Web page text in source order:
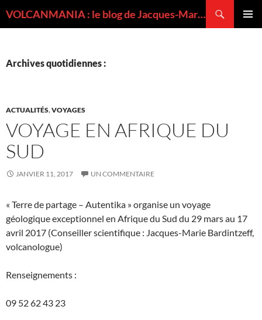
VOLCANMANIA : le blog de Jacques-Marie BARDINTZEFF, volcanologue
Archives quotidiennes :
ACTUALITÉS,VOYAGES
VOYAGE EN AFRIQUE DU
SUD
JANVIER 11, 2017 UN COMMENTAIRE
« Terre de partage – Autentika » organise un voyage
géologique exceptionnel en Afrique du Sud du 29 mars au 17
avril 2017 (Conseiller scientifique : Jacques-Marie Bardintzeff,
volcanologue)
Renseignements :
09 52 62 43 23